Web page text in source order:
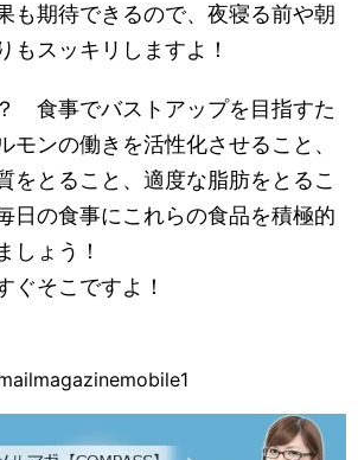
も期待できるので、夜寝る前や朝
もスッキリしますよ！
食事でバストアップを目指すた
モンの働きを活性化させること、
をとること、適度な脂肪をとるこ
日の食事にこれらの食品を積極的
しょう！
ぐそこですよ！